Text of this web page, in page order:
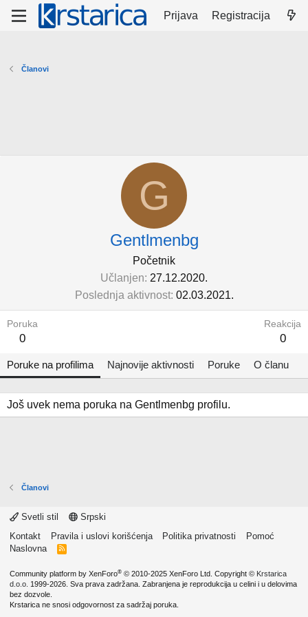
Prijava Registracija
Članovi
G
Gentlmenbg
Početnik
Učlanjen 27.12.2020.
Poslednja aktivnost 02.03.2021.
Poruka
0
Reakcija
0
Poruke na profilima Najnovije aktivnosti Poruke O članu
Još uvek nema poruka na Gentlmenbg profilu.
Članovi
Svetli stil
Srpski
Kontakt
Pravila i uslovi korišćenja Politika privatnosti
Pomoć
Naslovna
R
Community platform by XenForo® © 2010-2025 XenForo Ltd. Copyright © Krstarica
d.o.o. 1999-2026. Sva prava zadržana. Zabranjena je reprodukcija u celini i u delovima
bez dozvole.
Krstarica ne snosi odgovornost za sadržaj poruka.